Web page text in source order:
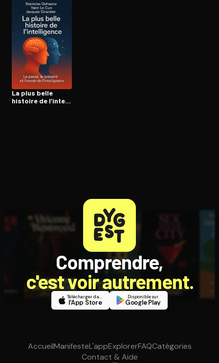
La plus belle
histoire de l’in­tel­
Comprendre,
c'est voir autrement.
Télécharger dans
l'App Store
Disponible sur
Google Play
AccueilManifesteL'appExplorerFAQCatégories
Contact & Aide